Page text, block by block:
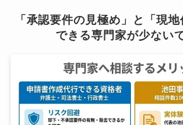
「承認要件の見極め」と「現
できる専門家が少ない